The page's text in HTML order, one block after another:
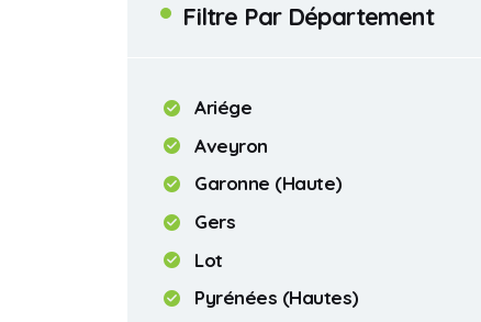
Filtre Par Département
Ariége
Aveyron
Garonne (Haute)
Gers
Lot
Pyrénées (Hautes)